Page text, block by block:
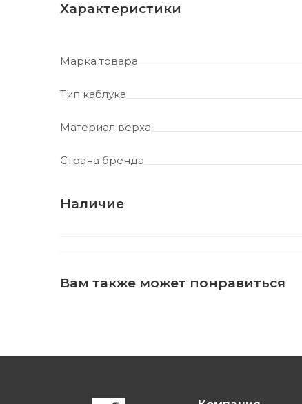
Характеристики
Марка товара
Тип каблука
Материал верха
Страна бренда
Наличие
Вам также может понравиться